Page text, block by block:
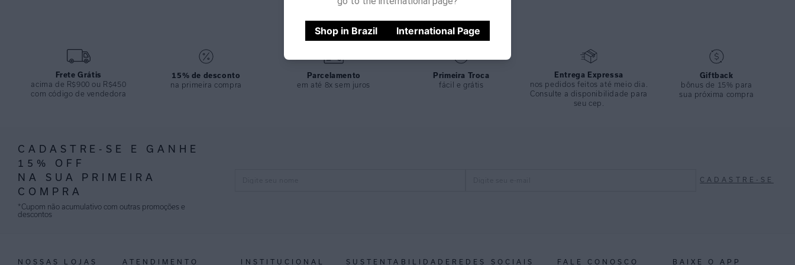
Shop in Brazil International Page
Frete Grátis
acima de R$900 ou R$450
com código de vendedora
15% de desconto
na primeira compra
Parcelamento
em até 8x sem juros
Primeira Troca
fácil e grátis
Entrega Expressa
nos pedidos feitos até meio dia.
Consulte a disponibilidade para
seu cep.
Giftback
bônus de 15% para
sua próxima compra
CADASTRE-SE E GANHE
15% OFF
NA SUA PRIMEIRA
COMPRA
*Cupom não acumulativo com outras promoções e
descontos
CADASTRE-SE
NOSSAS LOJAS ATENDIMENTO INSTITUCIONAL SUSTENTABILIDADE REDES SOCIAIS FALE CONOSCO BAIXE O APP